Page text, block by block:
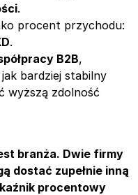
.
procent przychodu:
.
B2B,
bardziej stabilny
wyższą zdolność
branża. Dwie firmy
dostać zupełnie inną
procentowy